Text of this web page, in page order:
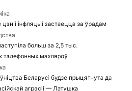
і інфляцыі застаецца за ўрадам
больш за 2,5 тыс.
тэлефонных махляроў
Беларусі будзе прыцягнута да
агрэсіі — Латушка